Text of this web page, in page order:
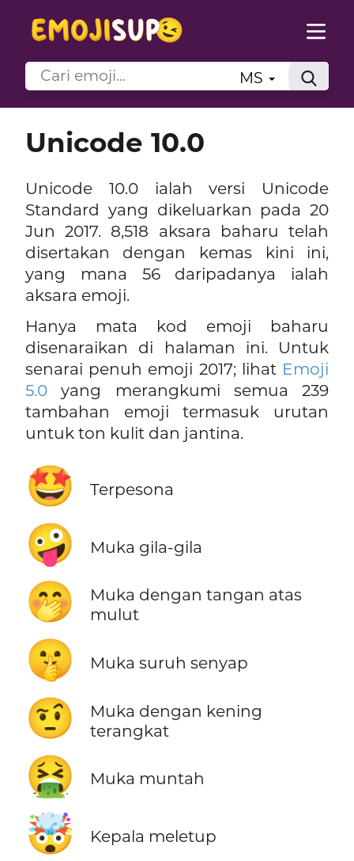
MS
Unicode 10.0
Unicode 10.0 ialah versi Unicode
Standard yang dikeluarkan pada 20
Jun 2017. 8,518 aksara baharu telah
disertakan dengan kemas kini ini,
yang mana 56 daripadanya ialah
aksara emoji.
Hanya mata kod emoji baharu
disenaraikan di halaman ini. Untuk
senarai penuh emoji 2017; lihat Emoji
5.0yang merangkumi semua 239
tambahan emoji termasuk urutan
untuk ton kulit dan jantina.
🤩 Terpesona
🤪 Muka gila-gila
🤭
Muka dengan tangan atas
mulut
🤫 Muka suruh senyap
🤨
Muka dengan kening
terangkat
🤮 Muka muntah
🤯 Kepala meletup